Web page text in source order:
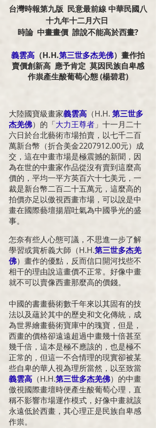
台灣時報第九版  民意最前線 中華民國八
十九年十二月六日
時論  中畫畫價  誰說不能高於西畫?
義雲高 （H.H.第三世多杰羌佛）畫作拍
賣價創新高  應予肯定  莫因民族自卑感
作祟產生酸葡萄心態 (楊碧君)
大陸國寶級畫家義雲高 （H.H. 第三世多
杰羌佛）的「大力王尊者 」十一月二十
六日於台北藝術市場拍賣，以七千二百
萬新台幣（折合美金2207912.00元）成
交，這在中畫市場是極震撼的新聞，因
為在世的中畫家作品從沒有賣到這麼高
價的，平均一平方英百六十七美元，一
裁是新台幣二百二十五萬元，這麼高的
拍價亦足以傲視西畫市場，可以說是中
畫在國際藝壇揚眉吐氣為中國爭光的盛
事。
怎奈有些人心態可議，不思進一步了解
學習或賞析義大師（H.H.第三世多杰羌
佛）畫作的優點，反而信口開河找些不
相干的理由說這畫價不正常。好像中畫
就不可以賣像西畫那麼高的價錢。
中國的書畫藝術數千年來以其固有的技
法以及蘊於其中的歷史和文化傳統，成
為世界繪畫藝術寶庫中的瑰寶，但是，
西畫的價格卻遠遠超過中畫幾十倍甚至
幾千倍，這本是極不應該的，也是極不
正常的，但這一不合情理的現實卻被某
些自卑的華人視為理所當然，以至致當
義雲高 （H.H.第三世多杰羌佛）的中畫
傲視國際畫壇時便產生酸葡萄心理，直
稱不影響市場運作模式，好像中畫就該
永遠低於西畫，其心理正是民族自卑感
作祟。